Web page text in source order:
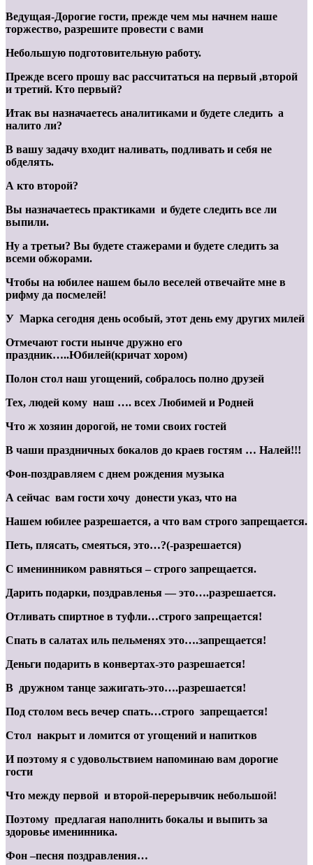
Ведущая-Дорогие гости, прежде чем мы начнем наше
торжество, разрешите провести с вами
Небольшую подготовительную работу.
Прежде всего прошу вас рассчитаться на первый ,второй
и третий. Кто первый?
Итак вы назначаетесь аналитиками и будете следить а
налито ли?
В вашу задачу входит наливать, подливать и себя не
обделять.
А кто второй?
Вы назначаетесь практиками и будете следить все ли
выпили.
Ну а третьи? Вы будете стажерами и будете следить за
всеми обжорами.
Чтобы на юбилее нашем было веселей отвечайте мне в
рифму да посмелей!
У Марка сегодня день особый, этот день ему других милей
Отмечают гости нынче дружно его
праздник…..Юбилей(кричат хором)
Полон стол наш угощений, собралось полно друзей
Тех, людей кому наш …. всех Любимей и Родней
Что ж хозяин дорогой, не томи своих гостей
В чаши праздничных бокалов до краев гостям … Налей!!!
Фон-поздравляем с днем рождения музыка
А сейчас вам гости хочу донести указ, что на
Нашем юбилее разрешается, а что вам строго запрещается.
Петь, плясать, смеяться, это…?(-разрешается)
С именинником равняться – строго запрещается.
Дарить подарки, поздравленья — это….разрешается.
Отливать спиртное в туфли…строго запрещается!
Спать в салатах иль пельменях это….запрещается!
Деньги подарить в конвертах-это разрешается!
В дружном танце зажигать-это….разрешается!
Под столом весь вечер спать…строго запрещается!
Стол накрыт и ломится от угощений и напитков
И поэтому я с удовольствием напоминаю вам дорогие
гости
Что между первой и второй-перерывчик небольшой!
Поэтому предлагая наполнить бокалы и выпить за
здоровье именинника.
Фон –песня поздравления…